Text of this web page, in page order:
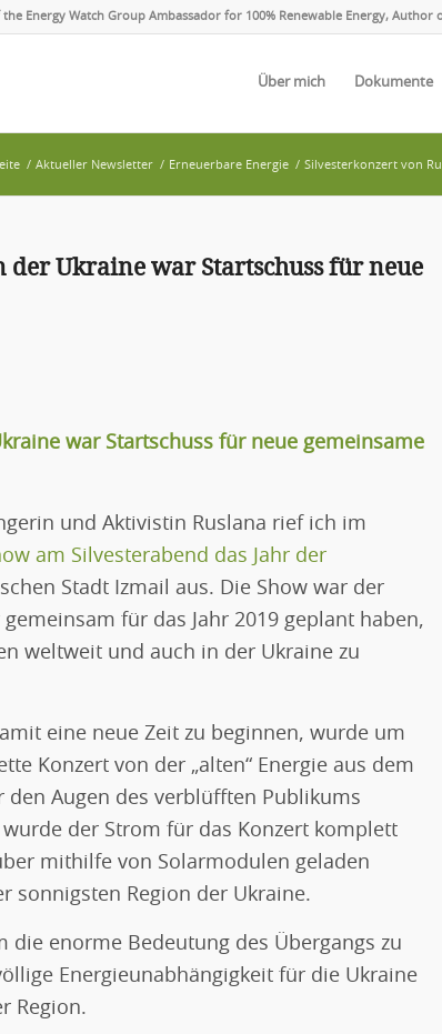
Energy Watch Group Ambassador for 100% Renewable Energy, Author
Über mich Dokumente
/ Aktueller Newsletter / Erneuerbare Energie / Silvesterkonzert von
Ukraine war Startschuss für neue
war Startschuss für neue gemeinsame
und Aktivistin Ruslana rief ich im
am Silvesterabend das Jahr der
Stadt Izmail aus. Die Show war der
für das Jahr 2019 geplant haben,
weltweit und auch in der Ukraine zu
eine neue Zeit zu beginnen, wurde um
Konzert von der „alten“ Energie aus dem
den Augen des verblüfften Publikums
der Strom für das Konzert komplett
mithilfe von Solarmodulen geladen
sonnigsten Region der Ukraine.
die enorme Bedeutung des Übergangs zu
Energieunabhängigkeit für die Ukraine
Region.